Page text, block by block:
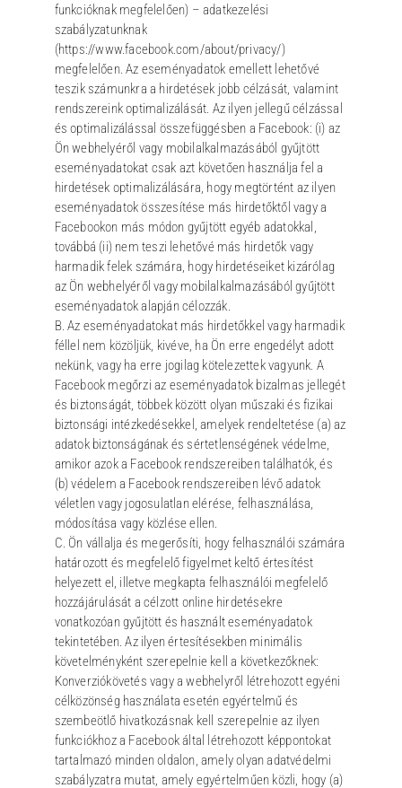
funkcióknak megfelelően) – adatkezelési
szabályzatunknak
(https://www.facebook.com/about/privacy/)
megfelelően. Az eseményadatok emellett lehetővé
teszik számunkra a hirdetések jobb célzását, valamint
rendszereink optimalizálását. Az ilyen jellegű célzással
és optimalizálással összefüggésben a Facebook: (i) az
Ön webhelyéről vagy mobilalkalmazásából gyűjtött
eseményadatokat csak azt követően használja fel a
hirdetések optimalizálására, hogy megtörtént az ilyen
eseményadatok összesítése más hirdetőktől vagy a
Facebookon más módon gyűjtött egyéb adatokkal,
továbbá (ii) nem teszi lehetővé más hirdetők vagy
harmadik felek számára, hogy hirdetéseiket kizárólag
az Ön webhelyéről vagy mobilalkalmazásából gyűjtött
eseményadatok alapján célozzák.
B. Az eseményadatokat más hirdetőkkel vagy harmadik
féllel nem közöljük, kivéve, ha Ön erre engedélyt adott
nekünk, vagy ha erre jogilag kötelezettek vagyunk. A
Facebook megőrzi az eseményadatok bizalmas jellegét
és biztonságát, többek között olyan műszaki és fizikai
biztonsági intézkedésekkel, amelyek rendeltetése (a) az
adatok biztonságának és sértetlenségének védelme,
amikor azok a Facebook rendszereiben találhatók, és
(b) védelem a Facebook rendszereiben lévő adatok
véletlen vagy jogosulatlan elérése, felhasználása,
módosítása vagy közlése ellen.
C. Ön vállalja és megerősíti, hogy felhasználói számára
határozott és megfelelő figyelmet keltő értesítést
helyezett el, illetve megkapta felhasználói megfelelő
hozzájárulását a célzott online hirdetésekre
vonatkozóan gyűjtött és használt eseményadatok
tekintetében. Az ilyen értesítésekben minimális
követelményként szerepelnie kell a következőknek:
Konverziókövetés vagy a webhelyről létrehozott egyéni
célközönség használata esetén egyértelmű és
szembeötlő hivatkozásnak kell szerepelnie az ilyen
funkciókhoz a Facebook által létrehozott képpontokat
tartalmazó minden oldalon, amely olyan adatvédelmi
szabályzatra mutat, amely egyértelműen közli, hogy (a)